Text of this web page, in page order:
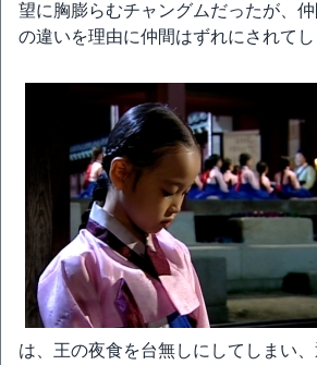
望に胸膨らむチャングムだったが、
の違いを理由に仲間はずれにされてし
は、王の夜食を台無しにしてしまい